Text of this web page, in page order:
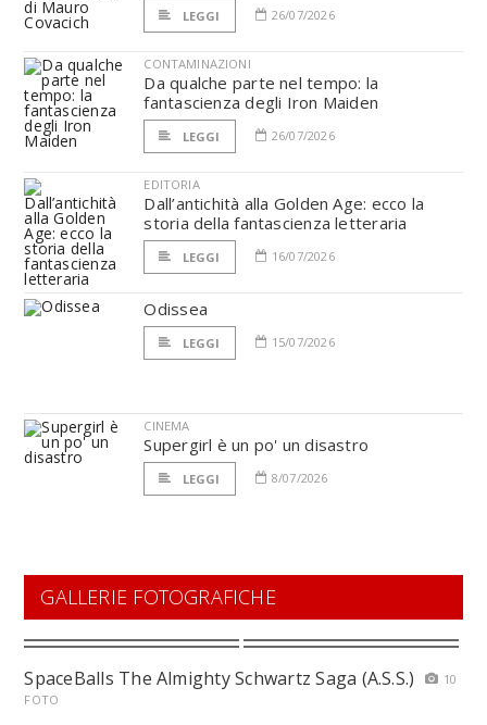
LEGGI 26/07/2026
CONTAMINAZIONI
Da qualche parte nel tempo: la
fantascienza degli Iron Maiden
LEGGI 26/07/2026
EDITORIA
Dall’antichità alla Golden Age: ecco la
storia della fantascienza letteraria
LEGGI 16/07/2026
Odissea
LEGGI 15/07/2026
CINEMA
Supergirl è un po' un disastro
LEGGI 8/07/2026
GALLERIE FOTOGRAFICHE
SpaceBalls The Almighty Schwartz Saga (A.S.S.)
10
FOTO